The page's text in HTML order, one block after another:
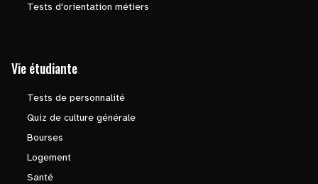
Tests d'orientation métiers
Vie étudiante
Tests de personnalité
Quiz de culture générale
Bourses
Logement
Santé